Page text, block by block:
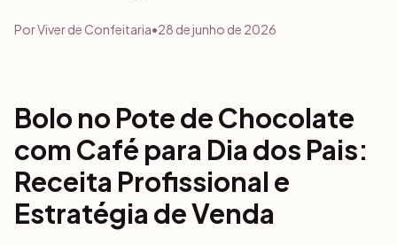
PorViver de Confeitaria•28 de junho de 2026
Bolo no Pote de Chocolate
com Café para Dia dos Pais:
Receita Profissional e
Estratégia de Venda